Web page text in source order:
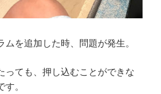
ムを追加した時、問題が発生。
っても、押し込むことができな
。